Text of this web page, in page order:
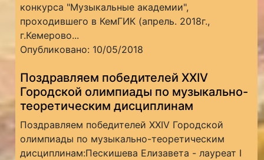
конкурса "Музыкальные академии",
проходившего в КемГИК (апрель. 2018г.,
г.Кемерово...
Опубликовано: 10/05/2018
Поздравляем победителей XXIV
Городской олимпиады по музыкально-
теоретическим дисциплинам
Поздравляем победителей XXIV Городской
олимпиады по музыкально-теоретическим
дисциплинам:Пескишева Елизавета - лауреат I